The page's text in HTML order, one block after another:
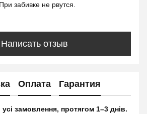
забивке не рвутся.
Написать отзыв
Оплата Гарантия
замовлення, протягом 1–3 днів.